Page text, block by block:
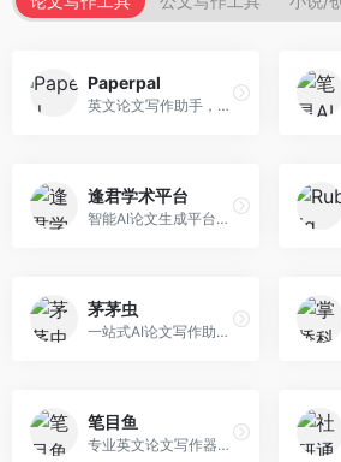
Paperpal
英文论文写作助手，专注于学术英语润色。面向需要发表国际期刊的研究者，提供语法检查、学术表达优化、格式规范等服务，英语表达地道专业。
逢君学术平台
智能AI论文生成平台，支持查重检测。面向高校学生和研究人员，提供论文选题、内容生成、查重修改等一站式服务，学术写作流程完整。
茅茅虫
一站式AI论文写作助手，覆盖学术写作全场景。面向高校学生和科研人员，提供开题报告、文献综述、论文正文等写作服务，支持多学科多类型论文，操作简便。
笔目鱼
专业英文论文写作器，支持学术论文全流程。面向留学生和国际期刊投稿者，提供英文论文撰写、润色、格式调整等服务，学术英语表达规范。